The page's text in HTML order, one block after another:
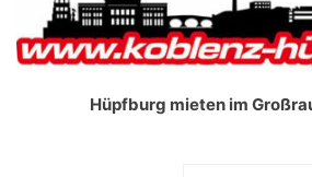
Hüpfburg mieten im